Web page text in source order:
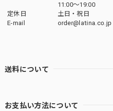
11:00〜19:00
定休日
土日・祝日
E-mail
order@latina.co.jp
送料について
お支払い方法について